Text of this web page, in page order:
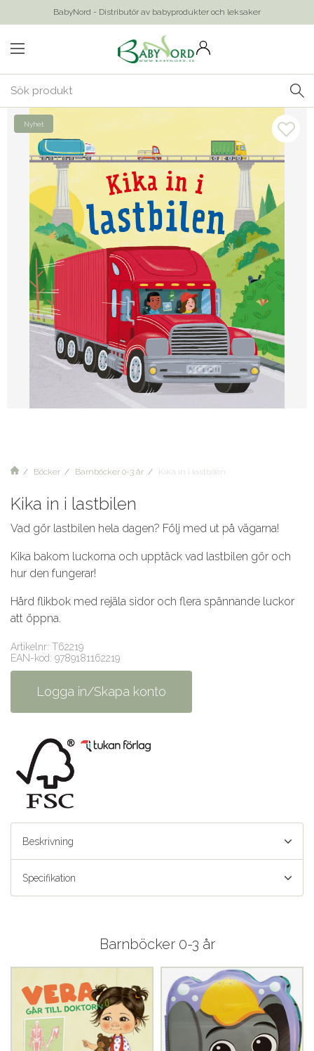
BabyNord - Distributör av babyprodukter och leksaker
Nyhet
Böcker Barnböcker 0-3 år Kika in i lastbilen
Kika in i lastbilen
Vad gör lastbilen hela dagen? Följ med ut på vägarna!
Kika bakom luckorna och upptäck vad lastbilen gör och
hur den fungerar!
Hård flikbok med rejäla sidor och flera spännande luckor
att öppna.
Artikelnr: T62219
EAN-kod: 9789181162219
Logga in/Skapa konto
Beskrivning
Specifikation
Barnböcker 0-3 år